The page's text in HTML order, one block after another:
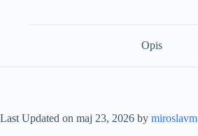
Opis
Last Updated on maj 23, 2026 by miroslavm